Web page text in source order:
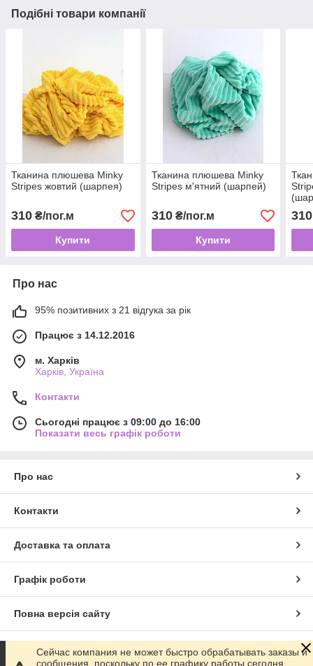
Подібні товари компанії
Тканина плюшева Minky
Stripes жовтий (шарпея)
310 ₴/пог.м
Купити
Тканина плюшева Minky
Stripes м'ятний (шарпей)
310₴/пог.м
Купити
310
Про нас
95% позитивних з 21 відгука за рік
Працює з 14.12.2016
м. Харків
Харків, Україна
Контакти
Сьогодні працює з 09:00 до 16:00
Показати весь графік роботи
Про нас
Контакти
Доставка та оплата
Графік роботи
Повна версія сайту
Сайт створено на маркетплейсі Prom.ua
Сейчас компания не может быстро обрабатывать заказы и
сообщения, поскольку по ее графику работы сегодня